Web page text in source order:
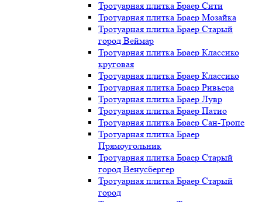
Тротуарная плитка Браер Сити
Тротуарная плитка Браер Мозайка
Тротуарная плитка Браер Старый
город Веймар
Тротуарная плитка Браер Классико
круговая
Тротуарная плитка Браер Классико
Тротуарная плитка Браер Ривьера
Тротуарная плитка Браер Лувр
Тротуарная плитка Браер Патио
Тротуарная плитка Браер Сан-Тропе
Тротуарная плитка Браер
Прямоугольник
Тротуарная плитка Браер Старый
город Венусбергер
Тротуарная плитка Браер Старый
город